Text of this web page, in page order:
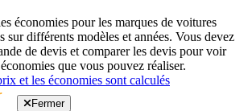
économies pour les marques de voitures
sur différents modèles et années. Vous devez
de devis et comparer les devis pour voir
que vous pouvez réaliser.
et les économies sont calculés
Fermer